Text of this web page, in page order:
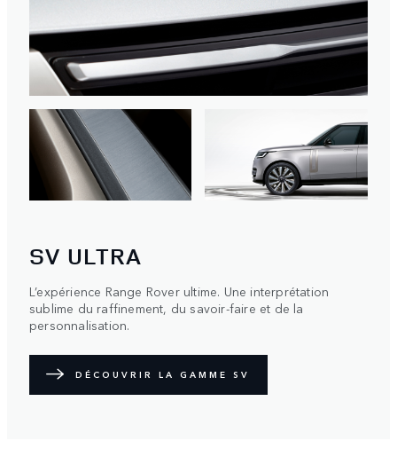
SV ULTRA
L’expérience Range Rover ultime. Une interprétation
sublime du raffinement, du savoir-faire et de la
personnalisation.
DÉCOUVRIR LA GAMME SV